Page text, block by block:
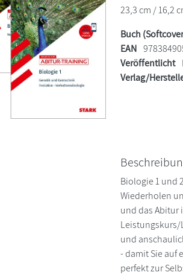
23,3 cm / 16,2
Buch
EAN
Veröffentlicht
Verlag/
Biologie 1 und
Wiederholen
und das Abitur
und
- damit Sie auf
perfekt zur